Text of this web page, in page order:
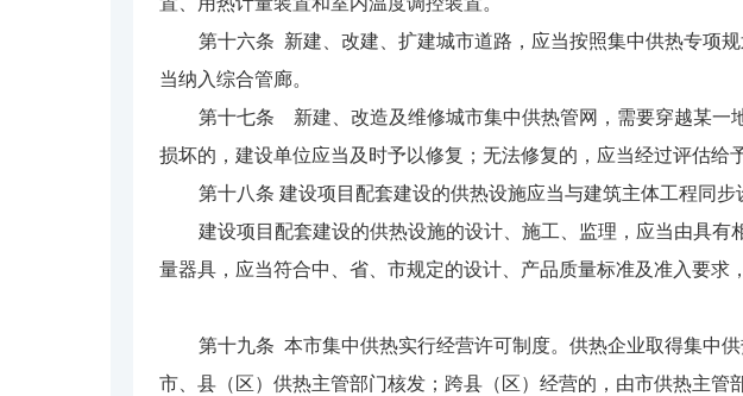
第十六条 新建、改建、扩建城市道路，应当按照集中供热专项
当纳入综合管廊。
第十七条 新建、改造及维修城市集中供热管网，需要穿越某一
损坏的，建设单位应当及时予以修复；无法修复的，应当经过评估给
第十八条 建设项目配套建设的供热设施应当与建筑主体工程同步
建设项目配套建设的供热设施的设计、施工、监理，应当由具
量器具，应当符合中、省、市规定的设计、产品质量标准及准入要求
第十九条 本市集中供热实行经营许可制度。供热企业取得集中
市、县（区）供热主管部门核发；跨县（区）经营的，由市供热主管